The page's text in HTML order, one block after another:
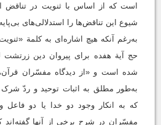
است که از اساس با ثنویت در
شیوع این تناقض‌ها را استدلالی‌های
به‌رغم آنکه هیچ اشاره‌ای به کلمة
حج آیة هفده برای پیروان دین
شده است و «از دیدگاه مفسّران قرآن،
به‌طور مطلق به اثبات توحید و ردّ
که به انکار وجود دو خدا یا دو فاعل
مفسّران در شرح برخی از آنها